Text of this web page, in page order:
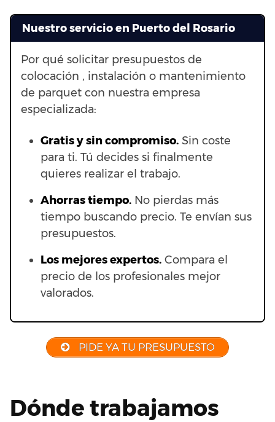
Nuestro servicio en Puerto del Rosario
Por qué solicitar presupuestos de
colocación , instalación o mantenimiento
de parquet con nuestra empresa
especializada:
Gratis y sin compromiso. Sin coste
para ti. Tú decides si finalmente
quieres realizar el trabajo.
Ahorras tiempo. No pierdas más
tiempo buscando precio. Te envían sus
presupuestos.
Los mejores expertos. Compara el
precio de los profesionales mejor
valorados.
PIDE YA TU PRESUPUESTO
Dónde trabajamos